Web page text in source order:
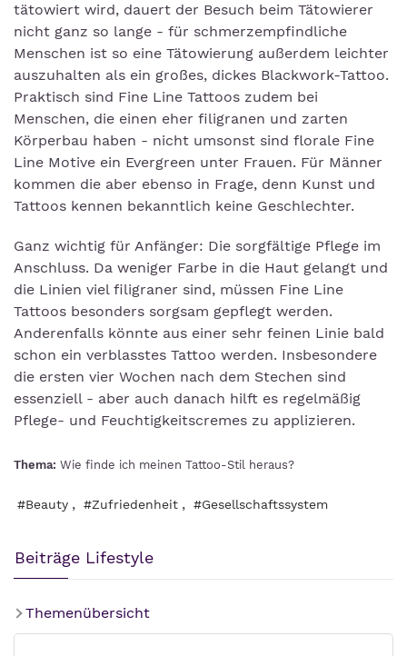
tätowiert wird, dauert der Besuch beim Tätowierer
nicht ganz so lange - für schmerzempfindliche
Menschen ist so eine Tätowierung außerdem leichter
auszuhalten als ein großes, dickes Blackwork-Tattoo.
Praktisch sind Fine Line Tattoos zudem bei
Menschen, die einen eher filigranen und zarten
Körperbau haben - nicht umsonst sind florale Fine
Line Motive ein Evergreen unter Frauen. Für Männer
kommen die aber ebenso in Frage, denn Kunst und
Tattoos kennen bekanntlich keine Geschlechter.
Ganz wichtig für Anfänger: Die sorgfältige Pflege im
Anschluss. Da weniger Farbe in die Haut gelangt und
die Linien viel filigraner sind, müssen Fine Line
Tattoos besonders sorgsam gepflegt werden.
Anderenfalls könnte aus einer sehr feinen Linie bald
schon ein verblasstes Tattoo werden. Insbesondere
die ersten vier Wochen nach dem Stechen sind
essenziell - aber auch danach hilft es regelmäßig
Pflege- und Feuchtigkeitscremes zu applizieren.
Thema: Wie finde ich meinen Tattoo-Stil heraus?
#Beauty , #Zufriedenheit , #Gesellschaftssystem
Beiträge Lifestyle
Themenübersicht